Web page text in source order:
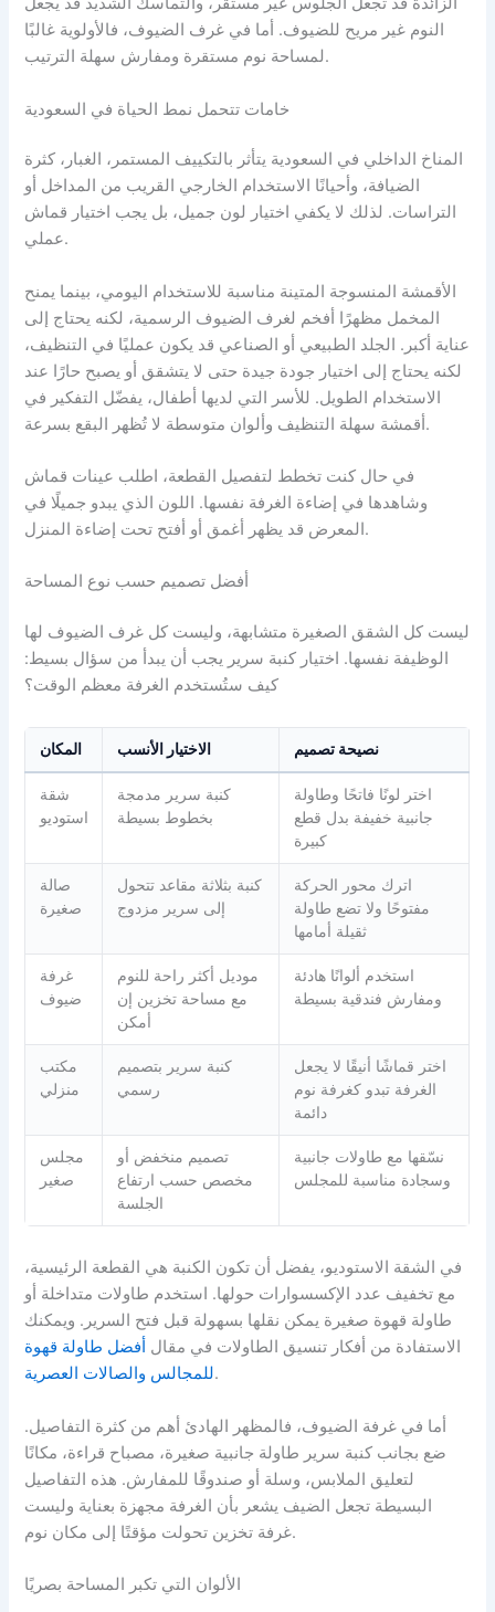
النوم غير مريح للضيوف. أما في غرف الضيوف، فالأولوية غالبًا
لمساحة نوم مستقرة ومفارش سهلة الترتيب.
خامات تتحمل نمط الحياة في السعودية
المناخ الداخلي في السعودية يتأثر بالتكييف المستمر، الغبار، كثرة
الضيافة، وأحيانًا الاستخدام الخارجي القريب من المداخل أو
التراسات. لذلك لا يكفي اختيار لون جميل، بل يجب اختيار قماش
عملي.
الأقمشة المنسوجة المتينة مناسبة للاستخدام اليومي، بينما يمنح
المخمل مظهرًا أفخم لغرف الضيوف الرسمية، لكنه يحتاج إلى
عناية أكبر. الجلد الطبيعي أو الصناعي قد يكون عمليًا في التنظيف،
لكنه يحتاج إلى اختيار جودة جيدة حتى لا يتشقق أو يصبح حارًا عند
الاستخدام الطويل. للأسر التي لديها أطفال، يفضّل التفكير في
أقمشة سهلة التنظيف وألوان متوسطة لا تُظهر البقع بسرعة.
في حال كنت تخطط لتفصيل القطعة، اطلب عينات قماش
وشاهدها في إضاءة الغرفة نفسها. اللون الذي يبدو جميلًا في
المعرض قد يظهر أغمق أو أفتح تحت إضاءة المنزل.
أفضل تصميم حسب نوع المساحة
ليست كل الشقق الصغيرة متشابهة، وليست كل غرف الضيوف لها
الوظيفة نفسها. اختيار كنبة سرير يجب أن يبدأ من سؤال بسيط:
كيف ستُستخدم الغرفة معظم الوقت؟
المكان الاختيار الأنسب نصيحة تصميم
شقة
استوديو
كنبة سرير مدمجة
بخطوط بسيطة
اختر لونًا فاتحًا وطاولة
جانبية خفيفة بدل قطع
كبيرة
صالة
صغيرة
كنبة بثلاثة مقاعد تتحول
إلى سرير مزدوج
اترك محور الحركة
مفتوحًا ولا تضع طاولة
ثقيلة أمامها
غرفة
ضيوف
موديل أكثر راحة للنوم
مع مساحة تخزين إن
أمكن
استخدم ألوانًا هادئة
ومفارش فندقية بسيطة
مكتب
منزلي
كنبة سرير بتصميم
رسمي
اختر قماشًا أنيقًا لا يجعل
الغرفة تبدو كغرفة نوم
دائمة
مجلس
صغير
تصميم منخفض أو
مخصص حسب ارتفاع
الجلسة
نسّقها مع طاولات جانبية
وسجادة مناسبة للمجلس
في الشقة الاستوديو، يفضل أن تكون الكنبة هي القطعة الرئيسية،
مع تخفيف عدد الإكسسوارات حولها. استخدم طاولات متداخلة أو
طاولة قهوة صغيرة يمكن نقلها بسهولة قبل فتح السرير. ويمكنك
الاستفادة من أفكار تنسيق الطاولات في مقال أفضل طاولة قهوة
للمجالس والصالات العصرية.
أما في غرفة الضيوف، فالمظهر الهادئ أهم من كثرة التفاصيل.
ضع بجانب كنبة سرير طاولة جانبية صغيرة، مصباح قراءة، مكانًا
لتعليق الملابس، وسلة أو صندوقًا للمفارش. هذه التفاصيل
البسيطة تجعل الضيف يشعر بأن الغرفة مجهزة بعناية وليست
غرفة تخزين تحولت مؤقتًا إلى مكان نوم.
الألوان التي تكبر المساحة بصريًا